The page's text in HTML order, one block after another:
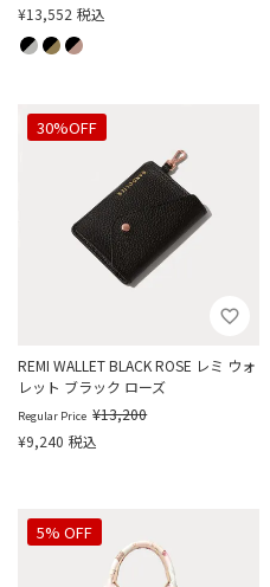
¥13,552 税込
REMI WALLET BLACK ROSE レミ ウォ
レット ブラック ローズ
30%OFF
Regular Price ¥13,200
¥9,240 税込
5% OFF